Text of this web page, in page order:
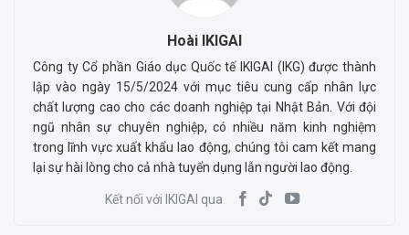
Hoài IKIGAI
Công ty Cổ phần Giáo dục Quốc tế IKIGAI (IKG) được thành
lập vào ngày 15/5/2024 với mục tiêu cung cấp nhân lực
chất lượng cao cho các doanh nghiệp tại Nhật Bản. Với đội
ngũ nhân sự chuyên nghiệp, có nhiều năm kinh nghiệm
trong lĩnh vực xuất khẩu lao động, chúng tôi cam kết mang
lại sự hài lòng cho cả nhà tuyển dụng lẫn người lao động.
Kết nối với IKIGAI qua